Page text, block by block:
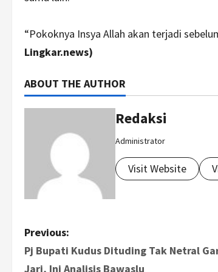
“Pokoknya Insya Allah akan terjadi
Lingkar.news)
ABOUT THE AUTHOR
Redaksi
Administrator
Visit Website
P
o
Previous:
Pj Bupati Kudus Dituding Tak Netral
Jari, Ini Analisis Bawaslu